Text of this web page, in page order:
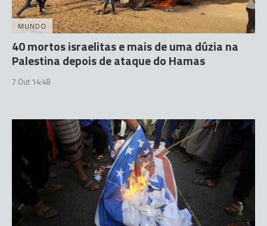
MUNDO
40 mortos israelitas e mais de uma dúzia na
Palestina depois de ataque do Hamas
7 Out 14:48